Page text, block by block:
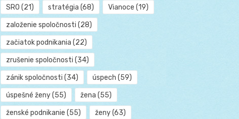
SRO (21) stratégia (68) Vianoce (19)
založenie spoločnosti (28)
začiatok podnikania (22)
zrušenie spoločnosti (34)
zánik spoločnosti (34) úspech (59)
úspešné ženy(55) žena (55)
ženské podnikanie (55) ženy(63)